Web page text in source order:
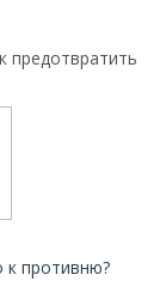
предотвратить
к противню?